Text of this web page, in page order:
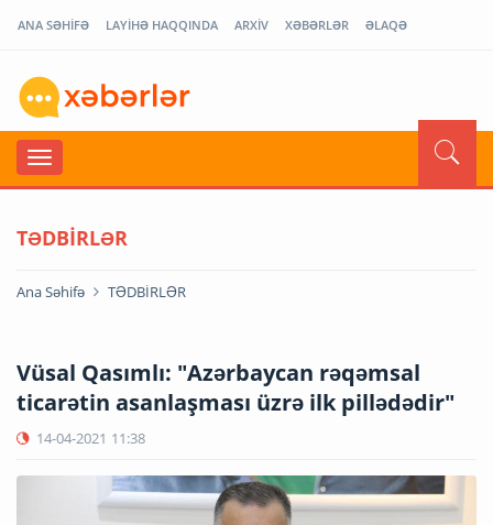
ANA SƏHİFƏ LAYİHƏ HAQQINDA ARXİV XƏBƏRLƏR ƏLAQƏ
TƏDBİRLƏR
Ana Səhifə TƏDBİRLƏR
Vüsal Qasımlı: "Azərbaycan rəqəmsal
ticarətin asanlaşması üzrə ilk pillədədir"
14-04-2021 11:38